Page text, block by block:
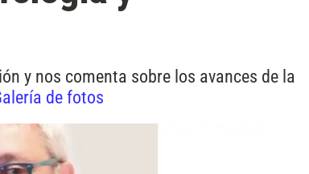
y nos comenta sobre los avances de la
de fotos